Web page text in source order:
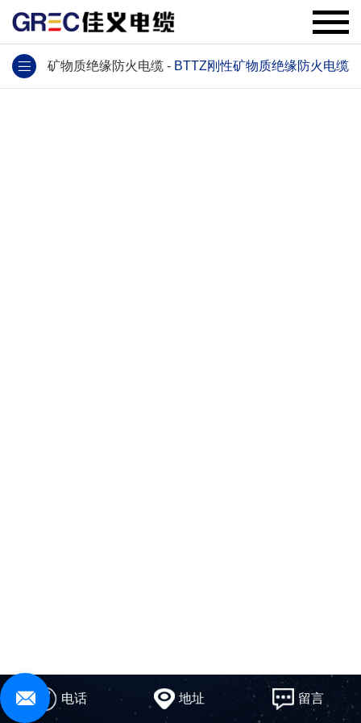
矿物质绝缘防火电缆 - BTTZ刚性矿物质绝缘防火电缆
电话 地址 留言